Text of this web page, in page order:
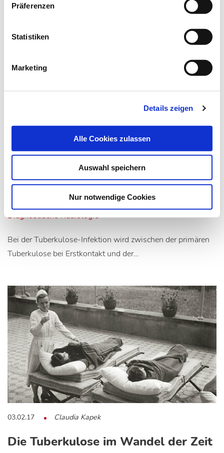
Präferenzen
Statistiken
Marketing
Details zeigen
Alle Cookies zulassen
Auswahl speichern
Nur notwendige Cookies
Tuberkulose - insgesamt 1,8 Millionen Menschen…
Sabine Dettmer
Bildgebung bei Tuberkulose
Diagnostische Radiologie
Bei der Tuberkulose-Infektion wird zwischen der primären
Tuberkulose bei Erstkontakt und der…
03.02.17 Claudia Kapek
Die Tuberkulose im Wandel der Zeit